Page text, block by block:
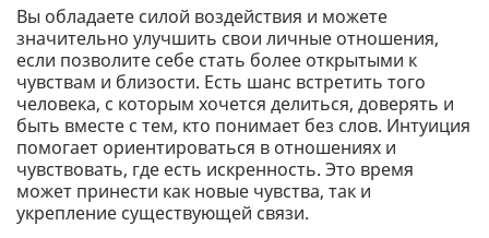
Вы обладаете силой воздействия и можете
значительно улучшить свои личные отношения,
если позволите себе стать более открытыми к
чувствам и близости. Есть шанс встретить того
человека, с которым хочется делиться, доверять и
быть вместе с тем, кто понимает без слов. Интуиция
помогает ориентироваться в отношениях и
чувствовать, где есть искренность. Это время
может принести как новые чувства, так и
укрепление существующей связи.